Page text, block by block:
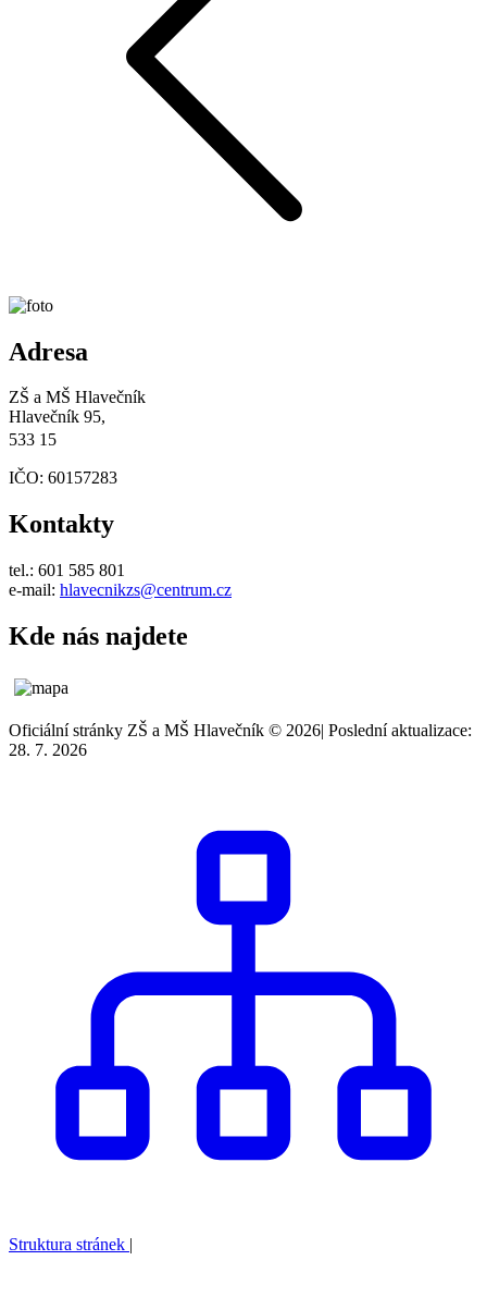
Adresa
ZŠ a MŠ Hlavečník
Hlavečník 95,
533 15
IČO: 60157283
Kontakty
tel.: 601 585 801
e-mail: hlavecnikzs@centrum.cz
Kde nás najdete
Oficiální stránky ZŠ a MŠ Hlavečník © 2026| Poslední aktualizace:
28. 7. 2026
Struktura stránek |